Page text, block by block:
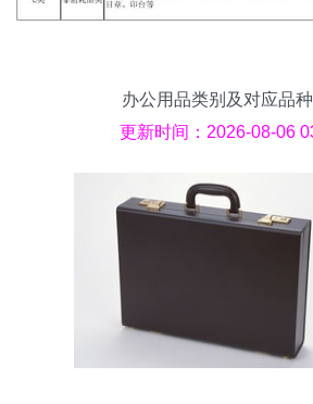
办公用品类别及对应品
更新时间：2026-08-06